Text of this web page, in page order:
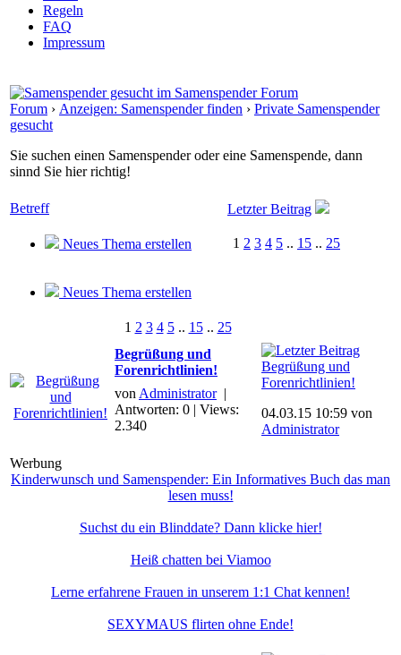
Regeln
FAQ
Impressum
Forum › Anzeigen: Samenspender finden › Private Samenspender
gesucht
Sie suchen einen Samenspender oder eine Samenspende, dann
sinnd Sie hier richtig!
Betreff Letzter Beitrag
Neues Thema erstellen 1 2 3 4 5 .. 15 .. 25
Neues Thema erstellen
1 2 3 4 5.. 15.. 25
Begrüßung und
Forenrichtlinien!
von Administrator |
Antworten: 0 | Views:
2.340
Begrüßung und
Forenrichtlinien!
04.03.15 10:59 von
Administrator
Werbung
Kinderwunsch und Samenspender: Ein Informatives Buch das man
lesen muss!
Suchst du ein Blinddate? Dann klicke hier!
Heiß chatten bei Viamoo
Lerne erfahrene Frauen in unserem 1:1 Chat kennen!
SEXYMAUS flirten ohne Ende!